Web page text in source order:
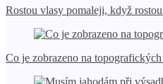
Rostou vlasy pomaleji, když
Co je zobrazeno na